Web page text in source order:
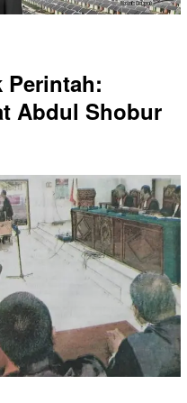
Perintah:
Abdul Shobur